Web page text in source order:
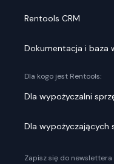
Rentools CRM
Dokumentacja i baza
Dla kogo jest Rentools:
Dla wypożyczalni
Dla wypożyczających
Zapisz się do newslettera